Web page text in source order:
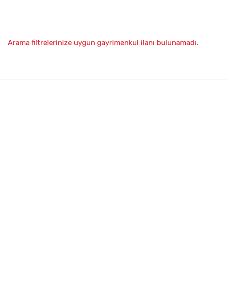
Arama filtrelerinize uygun gayrimenkul ilanı bulunamadı.